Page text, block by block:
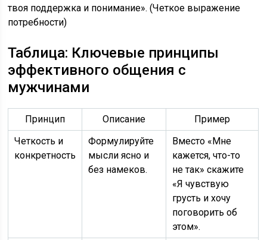
твоя поддержка и понимание». (Четкое выражение
потребности)
Таблица: Ключевые принципы
эффективного общения с
мужчинами
Принцип Описание
Пример
Четкость и
конкретность
Формулируйте
мысли ясно и
без намеков.
Вместо «Мне
кажется, что-то
не так» скажите
«Я чувствую
грусть и хочу
поговорить об
этом».